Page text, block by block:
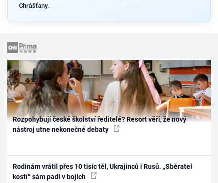
Chrášťany.
Rozpohybují české školství ředitelé? Resort věří, že nový
nástroj utne nekonečné debaty
Rodinám vrátil přes 10 tisíc těl, Ukrajinců i Rusů. „Sběratel
kostí“ sám padl v bojích